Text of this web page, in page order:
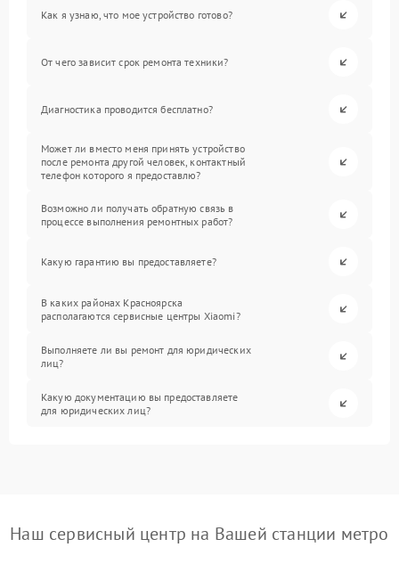
Как я узнаю, что мое устройство готово?
От чего зависит срок ремонта техники?
Диагностика проводится бесплатно?
Может ли вместо меня принять устройство
после ремонта другой человек, контактный
телефон которого я предоставлю?
Возможно ли получать обратную связь в
процессе выполнения ремонтных работ?
Какую гарантию вы предоставляете?
В каких районах Красноярска
располагаются сервисные центры Xiaomi?
Выполняете ли вы ремонт для юридических
лиц?
Какую документацию вы предоставляете
для юридических лиц?
Наш сервисный центр на Вашей станции метро